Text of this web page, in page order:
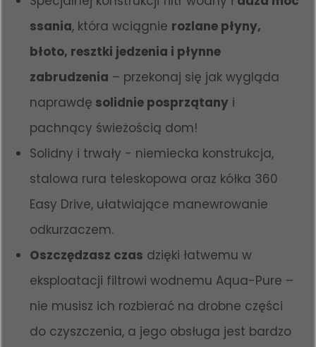
ssania, która wciągnie rozlane płyny,
błoto, resztki jedzenia i płynne
zabrudzenia – przekonaj się jak wygląda
naprawdę solidnie posprzątany i
pachnący świeżością dom!
Solidny i trwały - niemiecka konstrukcja,
stalowa rura teleskopowa oraz kółka 360
Easy Drive, ułatwiające manewrowanie
odkurzaczem.
Oszczędzasz czas dzięki łatwemu w
eksploatacji filtrowi wodnemu Aqua-Pure –
nie musisz ich rozbierać na drobne części
do czyszczenia, a jego obsługa jest bardzo